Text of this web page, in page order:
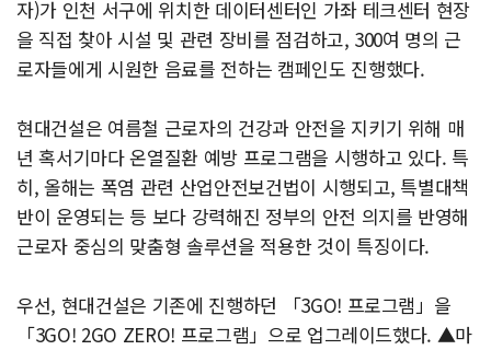
자)가 인천 서구에 위치한 데이터센터인 가좌 테크센터 현장
을 직접 찾아 시설 및 관련 장비를 점검하고, 300여 명의 근
로자들에게 시원한 음료를 전하는 캠페인도 진행했다.
현대건설은 여름철 근로자의 건강과 안전을 지키기 위해 매
년 혹서기마다 온열질환 예방 프로그램을 시행하고 있다. 특
히, 올해는 폭염 관련 산업안전보건법이 시행되고, 특별대책
반이 운영되는 등 보다 강력해진 정부의 안전 의지를 반영해
근로자 중심의 맞춤형 솔루션을 적용한 것이 특징이다.
우선, 현대건설은 기존에 진행하던 「3GO! 프로그램」을
「3GO! 2GO ZERO! 프로그램」으로 업그레이드했다. ▲마